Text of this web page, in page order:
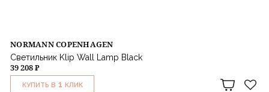
NORMANN COPENHAGEN
Светильник Klip Wall Lamp Black
39 208 ₽
КУПИТЬ В 1 КЛИК